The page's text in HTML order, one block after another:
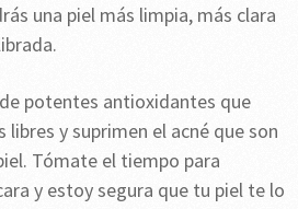
una piel más limpia, más clara
potentes antioxidantes que
y suprimen el acné que son
Tómate el tiempo para
y estoy segura que tu piel te lo